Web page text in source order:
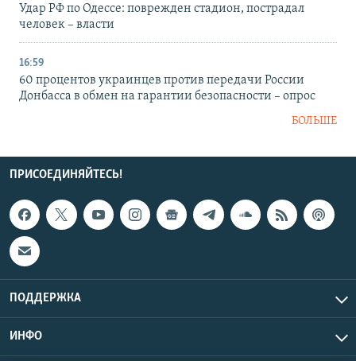
Удар РФ по Одессе: поврежден стадион, пострадал
человек – власти
16:59
60 процентов украинцев против передачи России
Донбасса в обмен на гарантии безопасности – опрос
БОЛЬШЕ
ПРИСОЕДИНЯЙТЕСЬ!
ПОДДЕРЖКА
ИНФО